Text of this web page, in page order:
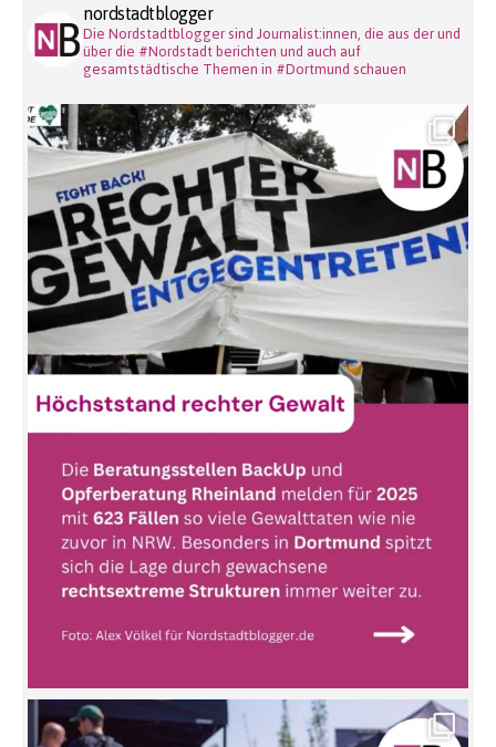
nordstadtblogger
Die Nordstadtblogger sind Journalist:innen, die aus der und
über die #Nordstadt berichten und auch auf
gesamtstädtische Themen in #Dortmund schauen